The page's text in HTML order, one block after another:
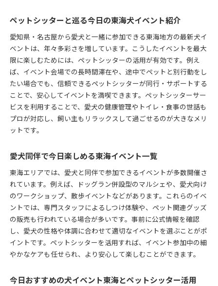
ペットシッターと巡る今日の東海犬イベント紹介
愛知県・名古屋から愛犬と一緒に参加できる東海地方の最新犬イ
ベントは、年々多彩さを増しています。こうしたイベントを最大
限に楽しむためには、ペットシッターの活用が有効です。例え
ば、イベント会場での長時間滞在や、途中でペットと別行動をし
たい場合でも、信頼できるペットシッターが同行・サポートする
ことで、安心してイベントを満喫できます。ペットシッターサー
ビスを利用することで、愛犬の健康管理やトイレ・食事の世話も
プロが対応し、飼い主もリラックスして過ごせるのが大きなメリ
ットです。
愛犬同伴で今日楽しめる東海イベント一覧
東海エリアでは、愛犬と同伴で参加できるイベントが多数開催さ
れています。例えば、ドッグラン併設型のマルシェや、愛犬向け
のワークショップ、散歩イベントなどがあります。これらのイベ
ントでは、専門スタッフによるしつけ体験や、ペット関連グッズ
の販売も行われている場合が多いです。事前に公式情報を確認
し、愛犬の性格や体調に合わせて適切なイベントを選ぶことがポ
イントです。ペットシッターを活用すれば、イベント参加中の細
やかなケアも任せられ、より安心して楽しむことができます。
今日おすすめの犬イベント東海とペットシッター活用